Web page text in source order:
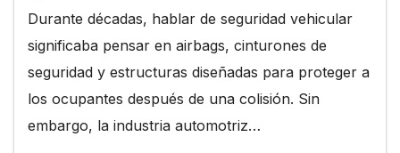
Durante décadas, hablar de seguridad vehicular
significaba pensar en airbags, cinturones de
seguridad y estructuras diseñadas para proteger a
los ocupantes después de una colisión. Sin
embargo, la industria automotriz…